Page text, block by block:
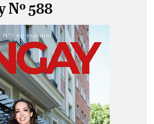
Nº 588